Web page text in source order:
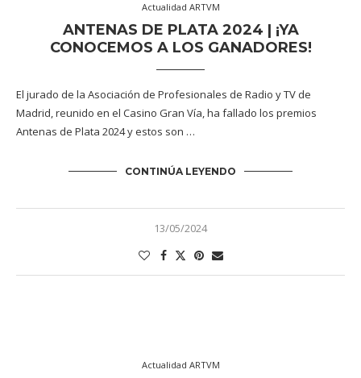
Actualidad ARTVM
ANTENAS DE PLATA 2024 | ¡YA
CONOCEMOS A LOS GANADORES!
El jurado de la Asociación de Profesionales de Radio y TV de
Madrid, reunido en el Casino Gran Vía, ha fallado los premios
Antenas de Plata 2024 y estos son …
CONTINÚA LEYENDO
13/05/2024
Actualidad ARTVM